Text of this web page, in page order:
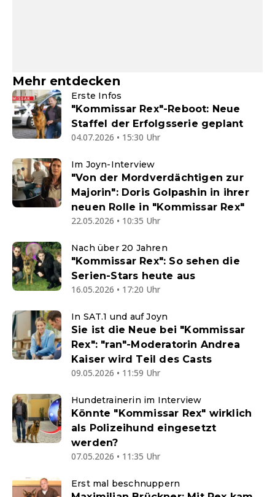
Mehr entdecken
Erste Infos
"Kommissar Rex"-Reboot: Neue
Staffel der Erfolgsserie geplant
04.07.2026 • 15:30 Uhr
Im Joyn-Interview
"Von der Mordverdächtigen zur
Majorin": Doris Golpashin in ihrer
neuen Rolle in "Kommissar Rex"
22.05.2026 • 10:35 Uhr
Nach über 20 Jahren
"Kommissar Rex": So sehen die
Serien-Stars heute aus
16.05.2026 • 17:20 Uhr
In SAT.1 und auf Joyn
Sie ist die Neue bei "Kommissar
Rex": "ran"-Moderatorin Andrea
Kaiser wird Teil des Casts
09.05.2026 • 11:59 Uhr
Hundetrainerin im Interview
Könnte "Kommissar Rex" wirklich
als Polizeihund eingesetzt
werden?
07.05.2026 • 11:35 Uhr
Erst mal beschnuppern